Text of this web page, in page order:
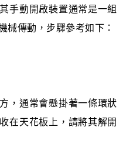
手動開啟裝置通常是一組
械傳動，步驟參考如下：
，通常會懸掛著一條環狀
在天花板上，請將其解開